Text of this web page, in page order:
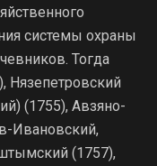
системы охраны
Тогда
Нязепетровский
(1755), Авзяно-
Ивановский,
(1757),